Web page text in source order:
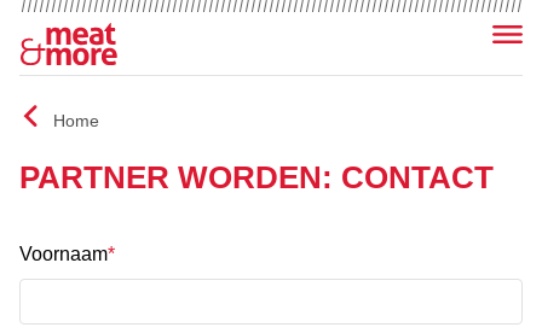
Menu
Home
PARTNER WORDEN: CONTACT
Voornaam